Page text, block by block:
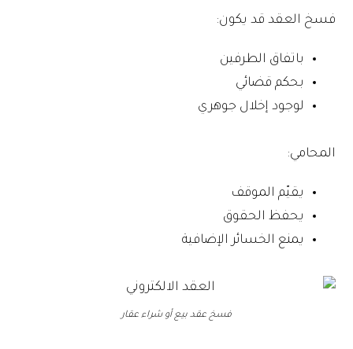
فسخ العقد قد يكون:
باتفاق الطرفين
بحكم قضائي
لوجود إخلال جوهري
المحامي:
يقيّم الموقف
يحفظ الحقوق
يمنع الخسائر الإضافية
فسخ عقد بيع أو شراء عقار